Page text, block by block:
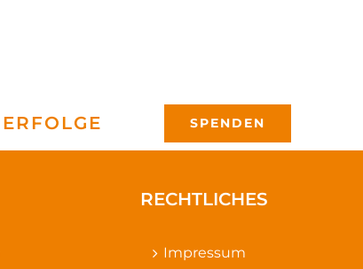
ERFOLGE SPENDEN
RECHTLICHES
Impressum